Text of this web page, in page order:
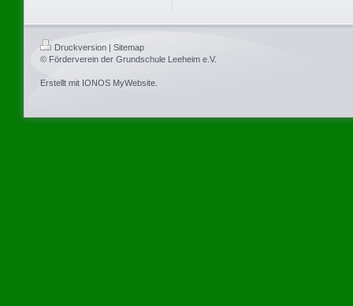
Druckversion
Sitemap
© Förderverein der Grundschule Leeheim e.V.
Erstellt mit IONOS MyWebsite